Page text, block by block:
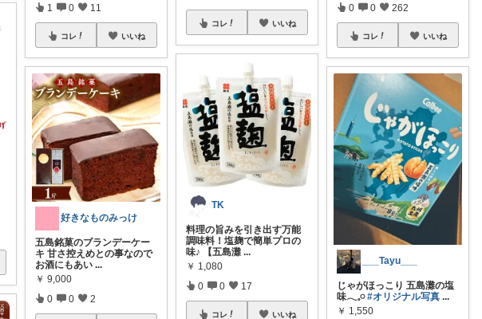
1 0 11
コレ いいね
好きなものみっけ
五島銘菓のブランデーケー
キ 甘さ控えめとの事なので
お酒にもあい ...
￥ 9,000
0 0 2
コレ いいね
TK
料理の旨みを引き出す万能
調味料！塩麹で簡単プロの
味♪ 【五島灘 ...
￥ 1,080
0 0 17
コレ いいね
0 0 262
コレ いいね
___Tayu___
じゃがほっこり 五島灘の塩
味𓂃𓈒𓏸#オリジナル写真 ...
￥ 1,550